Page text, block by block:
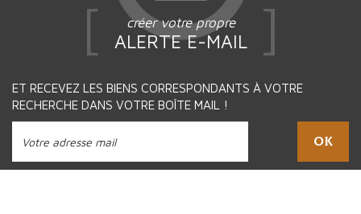
créer votre propre
ALERTE E-MAIL
ET RECEVEZ LES BIENS CORRESPONDANTS À VOTRE
RECHERCHE DANS VOTRE BOÎTE MAIL !
OK